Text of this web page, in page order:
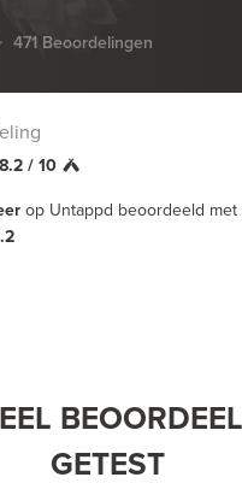
471 Beoordelingen
8.2 / 10
op Untappd beoordeeld met
GETEST